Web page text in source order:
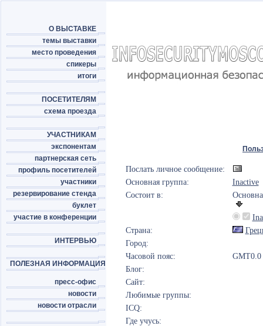
О ВЫСТАВКЕ
темы выставки
место проведения
спикеры
итоги
ПОСЕТИТЕЛЯМ
схема проезда
УЧАСТНИКАМ
экспонентам
партнерская сеть
профиль посетителей
участники
резервирование стенда
буклет
участие в конференции
ИНТЕРВЬЮ
ПОЛЕЗНАЯ ИНФОРМАЦИЯ
пресс-офис
новости
новости отрасли
Послать личное сообщение:
Основная группа:
Inactive
Состоит в:
Страна:
Город:
Часовой пояс:
GMT0.0
Блог:
Сайт:
Любимые группы:
ICQ:
Где учусь: